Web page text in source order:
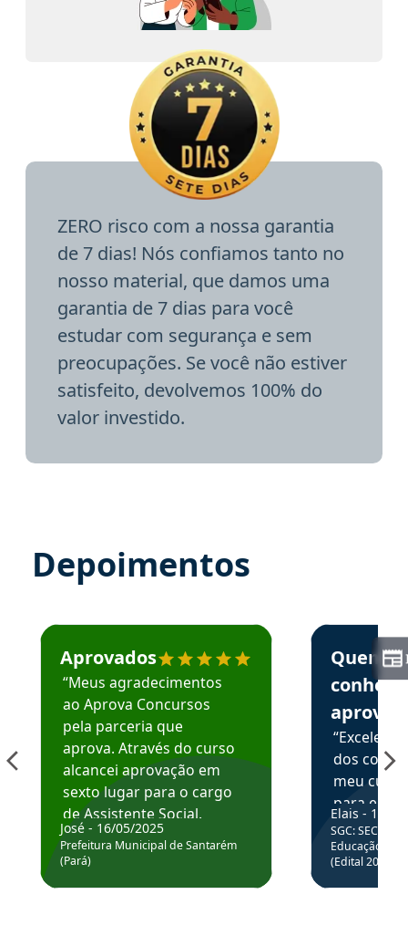
ZERO risco com a nossa garantia
de 7 dias! Nós confiamos tanto no
nosso material, que damos uma
garantia de 7 dias para você
estudar com segurança e sem
preocupações. Se você não estiver
satisfeito, devolvemos 100% do
valor investido.
Depoimentos
Estudante José recomenda o Aprova Concursos em
Aprovados
“Meus agradecimentos
ao Aprova Concursos
pela parceria que
aprova. Através do curso
alcancei aprovação em
sexto lugar para o cargo
de Assistente Social.
Hoje estou atuando na
Prefeitura de Santarém.
José - 16/05/2025
Prefeitura Municipal de Santarém
(Pará)
Estudante
Quem
aprova
dos
meu
para
colocar
através
de
Elais - 15/
SGC: SEC BA
Educação
(Edital